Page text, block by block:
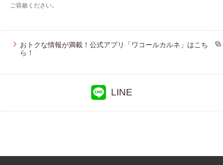
ウイング／フフ
ご容赦ください。
おトクな情報が満載！公式アプリ「ワコールカルネ」はこち
ら！
LINE